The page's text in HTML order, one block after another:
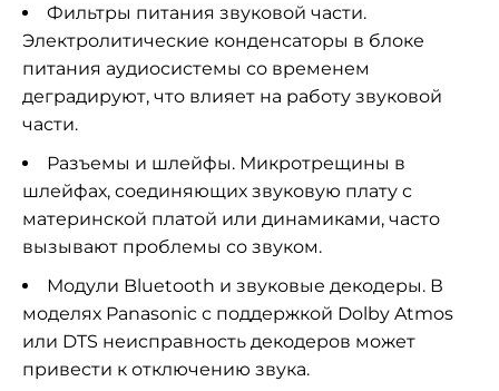
Фильтры питания звуковой части.
Электролитические конденсаторы в блоке
питания аудиосистемы со временем
деградируют, что влияет на работу звуковой
части.
Разъемы и шлейфы. Микротрещины в
шлейфах, соединяющих звуковую плату с
материнской платой или динамиками, часто
вызывают проблемы со звуком.
Модули Bluetooth и звуковые декодеры. В
моделях Panasonic с поддержкой Dolby Atmos
или DTS неисправность декодеров может
привести к отключению звука.